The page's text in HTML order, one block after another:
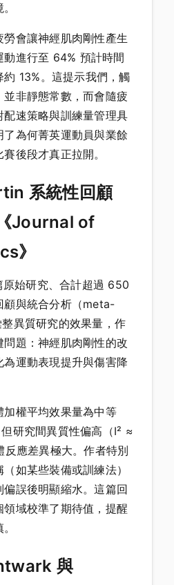
會讓神經肌肉剛性產生
動進行至 64% 預計時間
13%。這提示我們，觸
非靜態常數，而會隨疲
速策略與訓練量管理具
為何菁英運動員與業餘
後段才真正拉開。
系統性回顧
Journal of
》
始研究、合計超過 650
顧與統合分析（meta-
異質研究的效果量，作
題：神經肌肉剛性的改
運動表現提升與傷害降
權平均效果量為中等
研究間異質性偏高（I² ≈
反應差異極大。作者特別
如某些裝備或訓練法）
誤後明顯縮水。這篇回
域校準了期待值，提醒
與